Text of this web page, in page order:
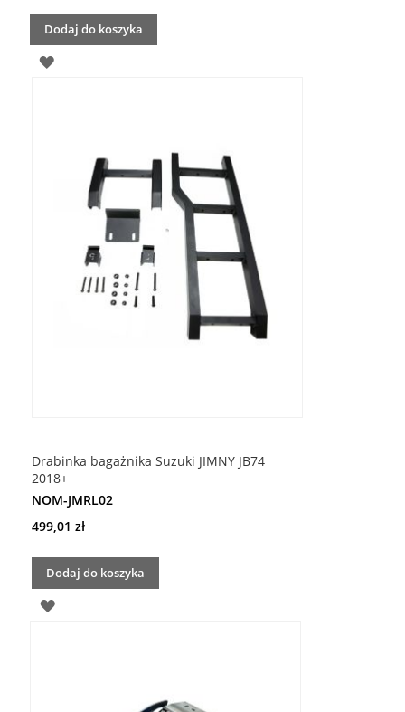
Dodaj do koszyka
DODAJ
ŻYCZEŃ
Drabinka bagażnika Suzuki JIMNY JB74
2018+
NOM-JMRL02
499,01 zł
Dodaj do koszyka
DODAJ